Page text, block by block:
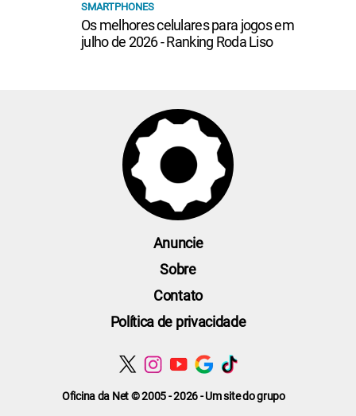
SMARTPHONES
Os melhores celulares para jogos em
julho de 2026 - Ranking Roda Liso
Oficina da Net © 2005 - 2026 - Um site do grupo
Anuncie
Sobre
Contato
Política de privacidade